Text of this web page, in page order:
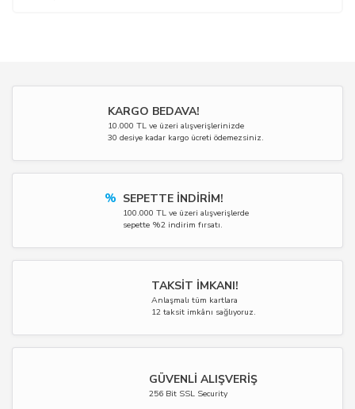
KARGO BEDAVA!
10.000 TL ve üzeri alışverişlerinizde
30 desiye kadar kargo ücreti ödemezsiniz.
% SEPETTE İNDİRİM!
100.000 TL ve üzeri alışverişlerde
sepette %2 indirim fırsatı.
TAKSİT İMKANI!
Anlaşmalı tüm kartlara
12 taksit imkânı sağlıyoruz.
GÜVENLİ ALIŞVERİŞ
256 Bit SSL Security